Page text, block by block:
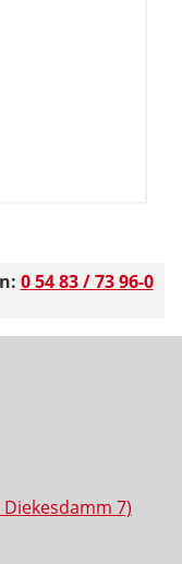
0 54 83 / 73 96-0
7)